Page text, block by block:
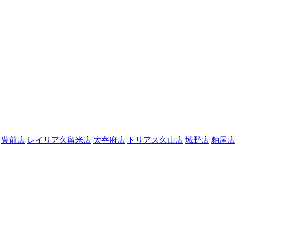
豊前店 レイリア久留米店 太宰府店 トリアス久山店 城野店 粕屋店